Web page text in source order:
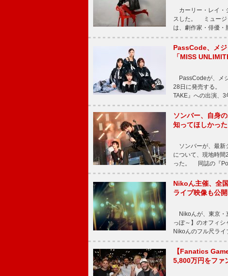
カーリー・レイ・
スした。 ミュージ
は、劇作家・俳優
PassCode、メ
「MISS
PassCodeが、メ
28日に発売する。
TAKE』への出演、
ソンバー、自身
知ってほしかった
ソンバーが、最新
について、現地時
った。 同誌の『
Nikoん主催、全
ライブ映像も公開
Nikoんが、東京・
っぽ～】のオフィ
Nikoんのフル尺ラ
【Fanatics
5,800万円をファ